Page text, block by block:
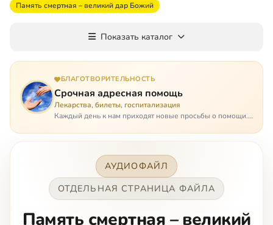
Память смертная – великий дар Божий
Показать каталог
БЛАГОТВОРИТЕЛЬНОСТЬ
Срочная адресная помощь
Лекарства, билеты, госпитализация
Каждый день к нам приходят новые просьбы о помощи.
она нужна была вчера: в приеме лекарств образовался
АУДИОФАЙЛ
ОТДЕЛЬНАЯ СТРАНИЦА ФАЙЛА
Память смертная – великий